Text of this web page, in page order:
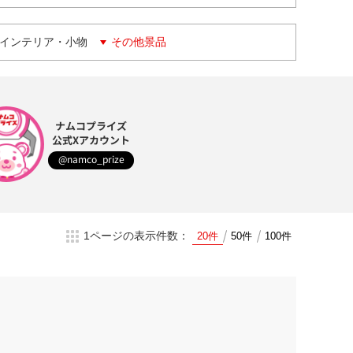
ンテリア・小物 その他景品
ナムコプライズ
公式Xアカウント
@namco_prize
1ページの表示件数： 20件 50件 100件